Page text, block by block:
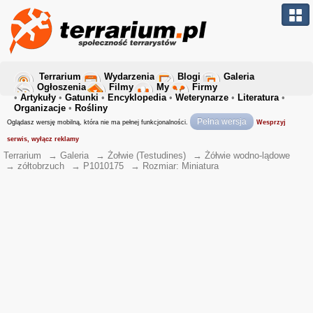
Terrarium Wydarzenia Blogi
Galeria
Ogłoszenia
Filmy My
Firmy
• Artykuły • Gatunki • Encyklopedia• Weterynarze • Literatura•
Organizacje • Rośliny
Oglądasz wersję mobilną, która nie ma pełnej funkcjonalności. Pełna wersja Wesprzyj
serwis, wyłącz reklamy
Terrarium → Galeria → Żołwie (Testudines) → Żółwie wodno-lądowe
→ zółtobrzuch → P1010175 → Rozmiar: Miniatura